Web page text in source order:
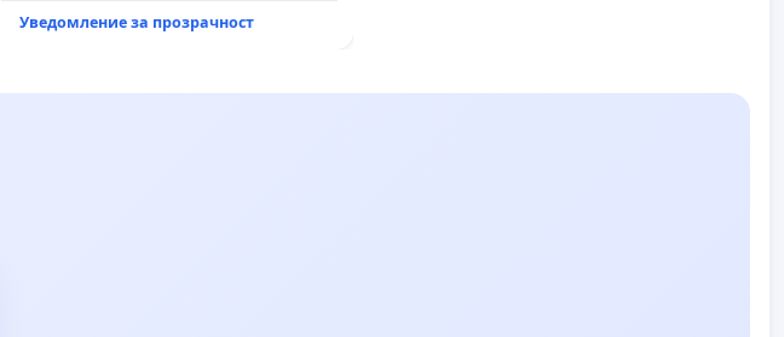
Уведомление за прозрачност